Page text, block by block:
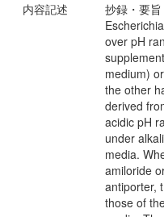
内容記述
抄録・要旨
over pH
medium)
the other
derived
acidic pH
under
media.
amiloride
antiporter,
those of